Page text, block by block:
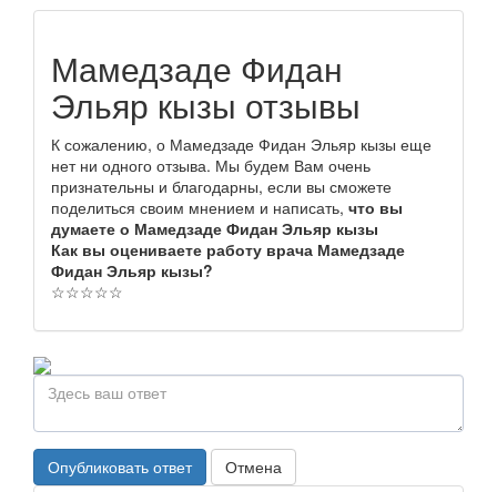
Мамедзаде Фидан
Эльяр кызы отзывы
К сожалению, о Мамедзаде Фидан Эльяр кызы еще
нет ни одного отзыва. Мы будем Вам очень
признательны и благодарны, если вы сможете
поделиться своим мнением и написать, что вы
думаете о Мамедзаде Фидан Эльяр кызы
Как вы оцениваете работу врача Мамедзаде
Фидан Эльяр кызы?
☆☆☆☆☆
Опубликовать ответ Отмена